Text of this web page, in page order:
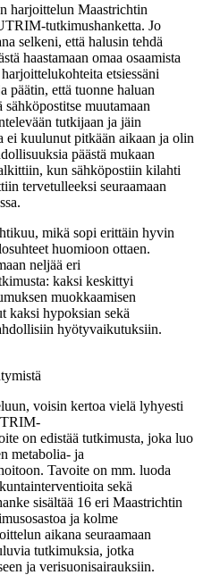
harjoittelun Maastrichtin
tutkimushanketta. Jo
selkeni, että halusin tehdä
haastamaan omaa osaamista
etsiessäni
päätin, että tuonne haluan
muutamaan
tutkijaan ja jäin
ei kuulunut pitkään aikaan ja olin
päästä mukaan
kun sähköpostiin kilahti
tervetulleeksi seuraamaan
mikä sopi erittäin hyvin
huomioon ottaen.
neljää eri
kaksi keskittyi
muokkaamisen
kaksi hypoksian sekä
hyötyvaikutuksiin.
voisin kertoa vielä lyhyesti
on edistää tutkimusta, joka luo
metabolia- ja
Tavoite on mm. luoda
sekä
sisältää 16 eri Maastrichtin
ja kolme
aikana seuraamaan
tutkimuksia, jotka
ja verisuonisairauksiin.